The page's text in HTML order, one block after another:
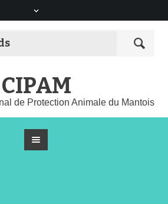
CIPAM
de Protection Animale du Mantois